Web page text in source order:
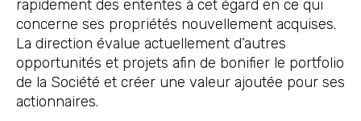
rapidement des ententes à cet égard en ce qui
concerne ses propriétés nouvellement acquises.
La direction évalue actuellement d’autres
opportunités et projets afin de bonifier le portfolio
de la Société et créer une valeur ajoutée pour ses
actionnaires.